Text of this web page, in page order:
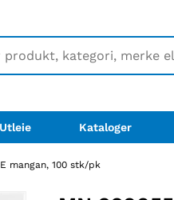
Utleie Kataloger
mangan, 100 stk/pk